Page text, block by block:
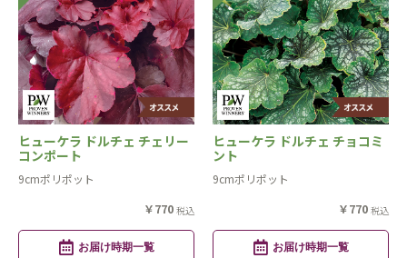
ヒューケラ ドルチェ チェリー
コンポート
9cmポリポット
￥770 税込
お届け時期一覧
ヒューケラ ドルチェ チョコミ
ント
9cmポリポット
￥770 税込
お届け時期一覧